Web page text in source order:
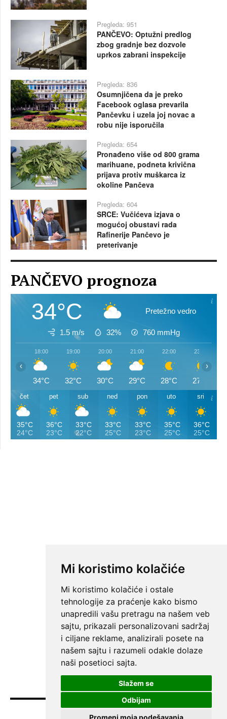
Mi koristimo kolačiće
Mi koristimo kolačiće i ostale
tehnologije za praćenje kako bismo
unapredili vašu pretragu na našem veb
sajtu, prikazali personalizovani sadržaj
i ciljane reklame, analizirali posete na
našem sajtu i razumeli odakle dolaze
naši posetioci sajta.
Slažem se
Odbijam
Promeni moja podešavanja
Pregleda: 951
PANČEVO: Optužni predlog
zbog gradnje bez dozvole
uprkos zabrani inspekcije
Pregleda: 836
Osumnjičena da je preko
Facebook oglasa prevarila
Pančevku i uzela joj novac a
robu nije isporučila
Pregleda: 654
Pronađeno više od 800 grama
marihuane, podneta krivična
prijava protiv muškarca iz
okoline Pančeva
Pregleda: 604
SRCE: Vučićeva izjava o
mogućoj obustavi rada
Rafinerije Pančevo je
preterivanje
PANČEVO prognoza
34°C Pretežno vedro
1.5 m/s 32% 760 mmHg
18:00
34°C
19:00
32°C
20:00
30°C
21:00
29°C
22:00
28°C
23:00
27°C
‹ ›
čet
35°C
24°C
pet
36°C
23°C
sub
33°C
22°C
ned
33°C
25°C
pon
33°C
23°C
uto
35°C
25°C
sri
36°C
25°C